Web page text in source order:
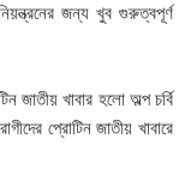
জন্য খুব গুরুত্বপূর্ণ
জাতীয় খাবার হলো অল্প চর্বি
প্রোটিন জাতীয় খাবারে